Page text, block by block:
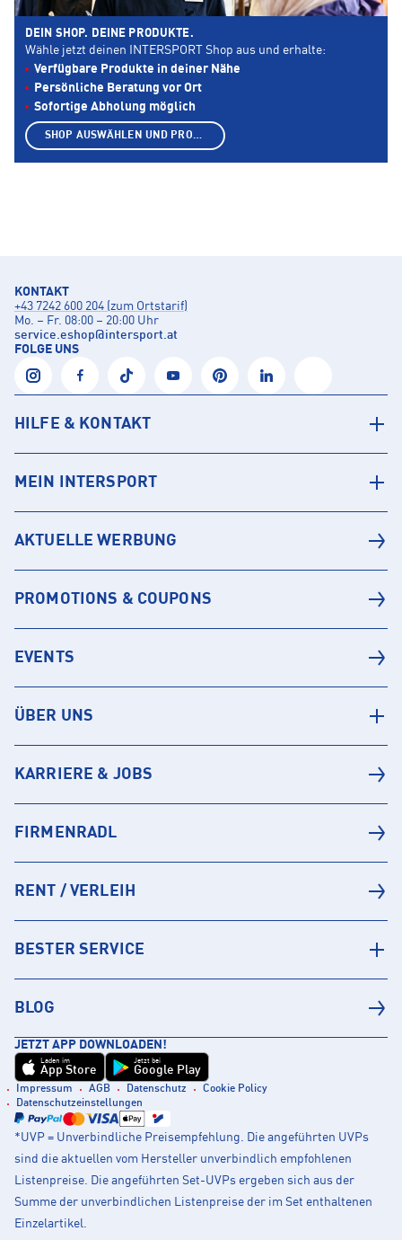
DEIN SHOP. DEINE PRODUKTE.
Wähle jetzt deinen INTERSPORT Shop aus und erhalte:
Verfügbare Produkte in deiner Nähe
Persönliche Beratung vor Ort
Sofortige Abholung möglich
SHOP AUSWÄHLEN UND PRODUKTE ANZEIGEN
KONTAKT
+43 7242 600 204 (zum Ortstarif)
Mo. – Fr. 08:00 – 20:00 Uhr
service.eshop@intersport.at
FOLGE UNS
HILFE & KONTAKT
MEIN INTERSPORT
AKTUELLE WERBUNG
PROMOTIONS & COUPONS
EVENTS
ÜBER UNS
KARRIERE & JOBS
FIRMENRADL
RENT / VERLEIH
BESTER SERVICE
BLOG
JETZT APP DOWNLOADEN!
Laden im
App Store
Jetzt bei
Google Play
Impressum AGB Datenschutz
Cookie Policy
Datenschutzeinstellungen
*UVP = Unverbindliche Preisempfehlung. Die angeführten UVPs
sind die aktuellen vom Hersteller unverbindlich empfohlenen
Listenpreise. Die angeführten Set-UVPs ergeben sich aus der
Summe der unverbindlichen Listenpreise der im Set enthaltenen
Einzelartikel.